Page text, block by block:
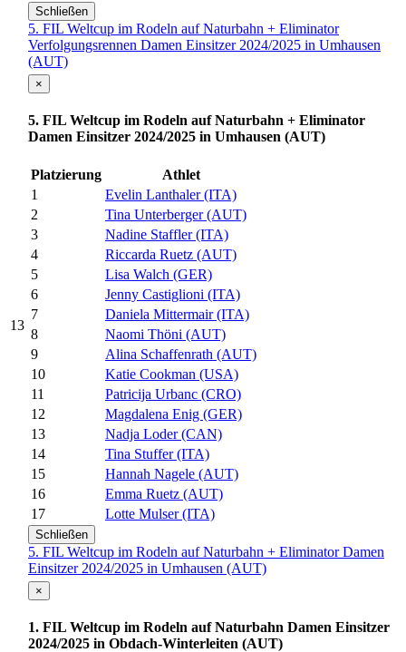
Schließen
5. FIL Weltcup im Rodeln auf Naturbahn + Eliminator
Verfolgungsrennen Damen Einsitzer 2024/2025 in Umhausen
(AUT)
13
×
5. FIL Weltcup im Rodeln auf Naturbahn + Eliminator
Damen Einsitzer 2024/2025 in Umhausen (AUT)
Platzierung
Athlet
1
Evelin Lanthaler (ITA)
2
Tina Unterberger (AUT)
3
Nadine Staffler (ITA)
4
Riccarda Ruetz (AUT)
5
Lisa Walch (GER)
6
Jenny Castiglioni (ITA)
7
Daniela Mittermair (ITA)
8
Naomi Thöni (AUT)
9
Alina Schaffenrath (AUT)
10
Katie Cookman (USA)
11
Patricija Urbanc (CRO)
12
Magdalena Enig (GER)
13
Nadja Loder (CAN)
14
Tina Stuffer (ITA)
15
Hannah Nagele (AUT)
16
Emma Ruetz (AUT)
17
Lotte Mulser (ITA)
Schließen
5. FIL Weltcup im Rodeln auf Naturbahn + Eliminator Damen
Einsitzer 2024/2025 in Umhausen (AUT)
×
1. FIL Weltcup im Rodeln auf Naturbahn Damen Einsitzer
2024/2025 in Obdach-Winterleiten (AUT)